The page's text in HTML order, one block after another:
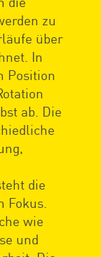
zu
über
In
Position
ab. Die
die
Fokus.
wie
und